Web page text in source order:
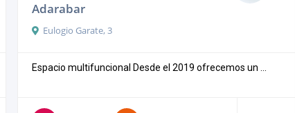
Adarabar
Eulogio Garate, 3
Espacio multifuncional Desde el 2019 ofrecemos un ...